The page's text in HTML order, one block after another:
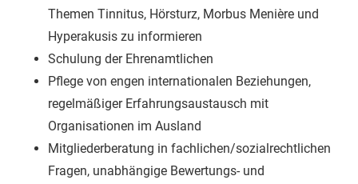
Themen Tinnitus, Hörsturz, Morbus Menière und
Hyperakusis zu informieren
Schulung der Ehrenamtlichen
Pflege von engen internationalen Beziehungen,
regelmäßiger Erfahrungsaustausch mit
Organisationen im Ausland
Mitgliederberatung in fachlichen/sozialrechtlichen
Fragen, unabhängige Bewertungs- und